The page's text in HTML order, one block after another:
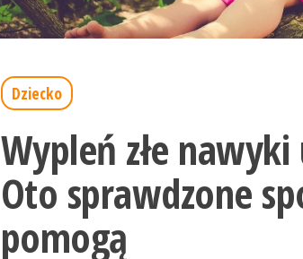
Dziecko
Wypleń złe
Oto sprawdzone
pomogą